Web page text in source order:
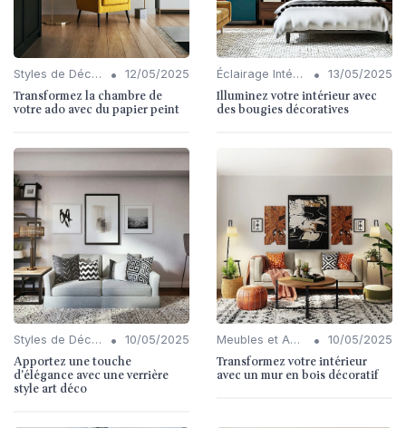
Styles de Décoration Intérieure • 12/05/2025
Transformez la chambre de
votre ado avec du papier peint
Éclairage Intérieur • 13/05/2025
Illuminez votre intérieur avec
des bougies décoratives
Styles de Décoration Intérieure • 10/05/2025
Apportez une touche
d'élégance avec une verrière
style art déco
Meubles et Accessoires • 10/05/2025
Transformez votre intérieur
avec un mur en bois décoratif